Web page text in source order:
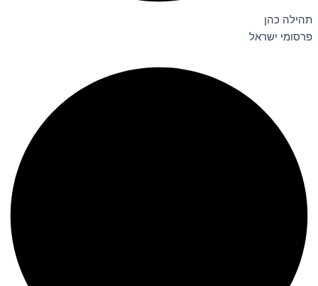
תהילה כהן
פרסומי ישראל